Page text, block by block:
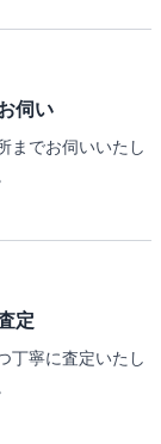
伺い
までお伺いいたし
定
丁寧に査定いたし